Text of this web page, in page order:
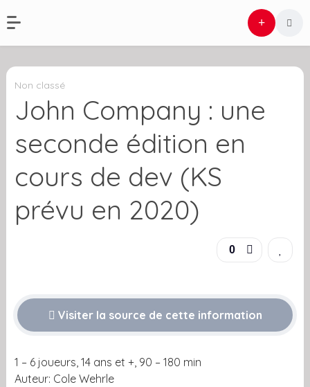
Non classé
John Company : une
seconde édition en
cours de dev (KS
prévu en 2020)
0
Visiter la source de cette information
1 – 6 joueurs, 14 ans et +, 90 – 180 min
Auteur: Cole Wehrle